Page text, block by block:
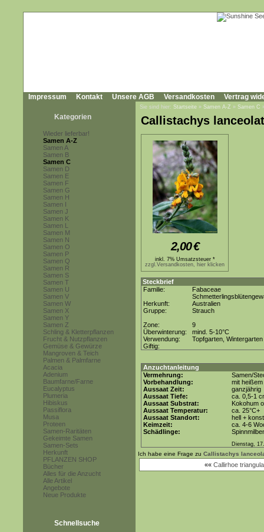
Impressum Kontakt Unsere AGB Versandkosten Vertrag
Kategorien
Wieder lieferbar!
Samen A-Z
Samen A
Samen B
Samen C
Samen D
Samen E
Samen F
Samen G
Samen H
Samen I
Samen J
Samen K
Samen L
Samen M
Samen N
Samen O
Samen P
Samen Q
Samen R
Samen S
Samen T
Samen U
Samen V
Samen W
Samen X
Samen Y
Samen Z
Schling & Kletterpflanzen
Frucht & Nutzpflanzen
Gemüse & Gewürze
Mangroven & Teich
Palmen & Palmfarne
Acacia
Adenium
Baumfarne/Farne
Eucalyptus
Plumeria
Hibiskus
Passiflora
Musa
Proteen
Samen-Raritäten
Gekeimte Samen
Samen-Sets
Herkunft
PFLANZEN SHOP
Bücher
Alles für die Anzucht
Alle Artikel
Angebote
Neue Produkte
Schnellsuche
Sie sind hier: Startseite » Samen A-Z » Samen C
Callistachys
2,00€
inkl. 7% Umsatzsteuer *
zzgl.Versandkosten, hier klicken
Steckbrief
Familie:
Fabaceae
Herkunft:
Australien
Gruppe:
Strauch
Zone:
9
Überwinterung:
mind. 5-10°C
Verwendung:
Topfgarten, Wintergarten
Giftig:
Anzuchtanleitung
Vermehrung:
Samen/
Vorbehandlung:
mit
Aussaat Zeit:
ganzjährig
Aussaat Tiefe:
ca. 0,5-1
Aussaat Substrat:
Kokohum
Aussaat Temperatur:
ca. 25°C+
Aussaat Standort:
hell +
Keimzeit:
ca. 4-6
Schädlinge:
Dienstag,
Ich habe eine Frage zu Callistachys
«« Callirhoe